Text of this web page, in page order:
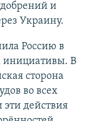
и
Украину.
Россию в
инициативы. В
сторона
во всех
действия